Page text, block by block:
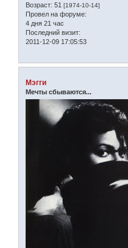
Возраст: 51 [1974-10-14]
Провел на форуме:
4 дня 21 час
Последний визит:
2011-12-09 17:05:53
Мэгги
Мечты сбываются...